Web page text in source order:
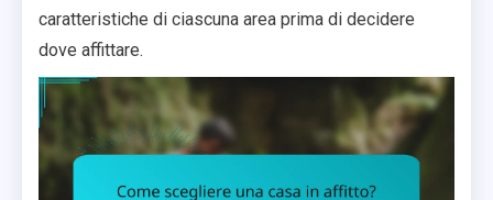
caratteristiche di ciascuna area prima di decidere
dove affittare.